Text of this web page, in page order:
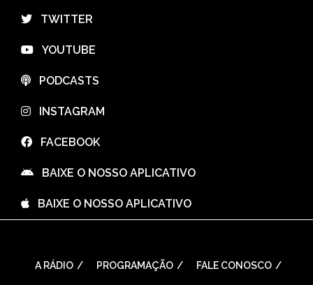
⠀TWITTER
⠀YOUTUBE
⠀PODCASTS
⠀INSTAGRAM
⠀FACEBOOK
⠀BAIXE O NOSSO APLICATIVO
⠀BAIXE O NOSSO APLICATIVO
A RÁDIO PROGRAMAÇÃO FALE CONOSCO